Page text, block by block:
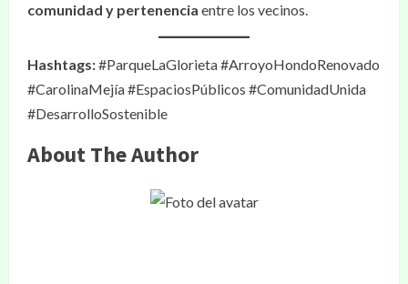
comunidad y pertenencia entre los vecinos.
Hashtags:#ParqueLaGlorieta #ArroyoHondoRenovado
#CarolinaMejía #EspaciosPúblicos #ComunidadUnida
#DesarrolloSostenible
About The Author